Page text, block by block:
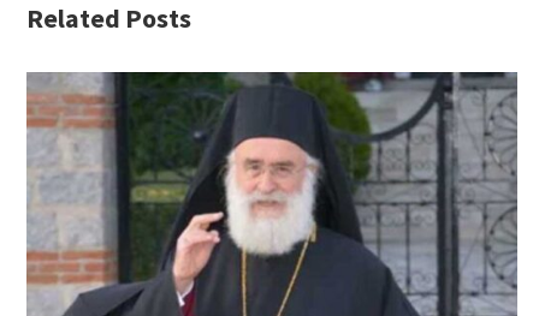
Related Posts